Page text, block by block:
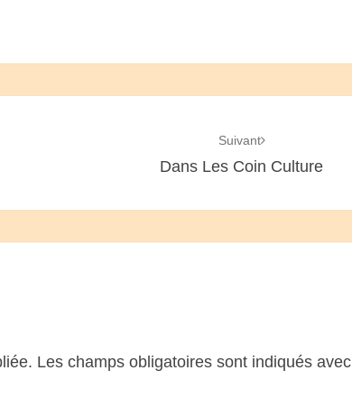
Suivant
Dans Les Coin Culture
Les champs obligatoires sont indiqués avec